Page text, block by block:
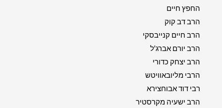
החפץ חיים
הרב דב קוק
הרב חיים קנייבסקי
הרב יורם אברג'ל
הרב יצחק כדורי
הרבי מליובאוויטש
רבי דוד אבוחצירא
הרב ישעיה מקרסטיר